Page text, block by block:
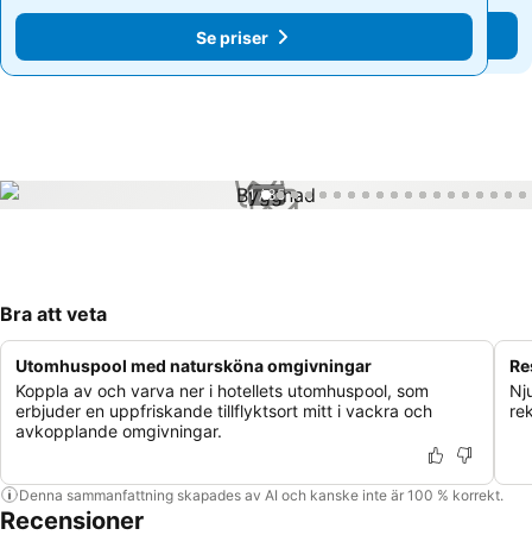
Se priser
Se priser
1 / 35
Bra att veta
Utomhuspool med natursköna omgivningar
Koppla av och varva ner i hotellets utomhuspool, som
erbjuder en uppfriskande tillflyktsort mitt i vackra och
avkopplande omgivningar.
Denna sammanfattning skapades av AI och kanske inte är 100 % korrekt.
Recensioner